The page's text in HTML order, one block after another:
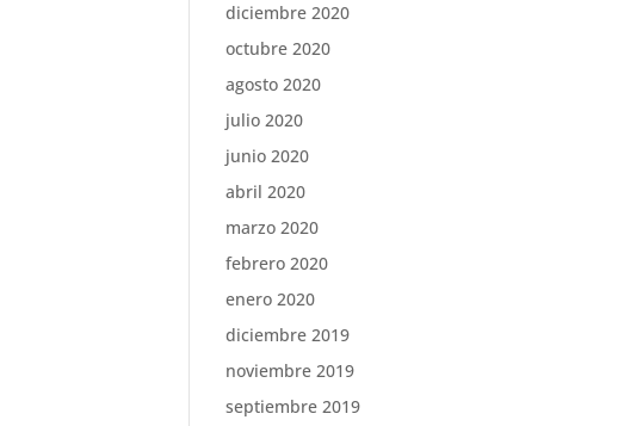
diciembre 2020
octubre 2020
agosto 2020
julio 2020
junio 2020
abril 2020
marzo 2020
febrero 2020
enero 2020
diciembre 2019
noviembre 2019
septiembre 2019